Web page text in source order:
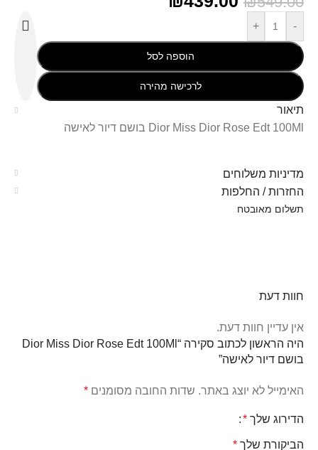
-
+
הוספה לסל
לרכישה מהירה
תיאור
Dior Miss Dior Rose Edt 100Ml בושם דיור לאישה
מדיניות משלוחים
החזרות / החלפות
תשלום מאובטח
חוות דעת
אין עדיין חוות דעת.
היה הראשון לכתוב סקירה “Dior Miss Dior Rose Edt 100Ml
בושם דיור לאישה”
האימייל לא יוצג באתר. שדות החובה מסומנים *
הדירוג שלך *
הביקורת שלך *